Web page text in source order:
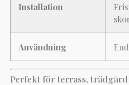
Installation
Användning
Perfekt för terrass,